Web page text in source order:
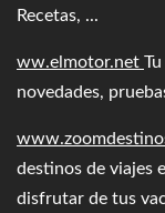
Recetas, ...
ww.elmotor.net
novedades,
destinos de viajes
disfrutar de tus